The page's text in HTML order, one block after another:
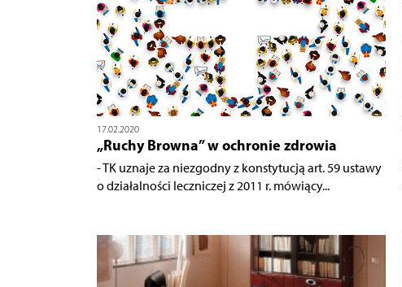
17.02.2020
„Ruchy Browna” w ochronie zdrowia
- TK uznaje za niezgodny z konstytucją art. 59 ustawy
o działalności leczniczej z 2011 r. mówiący...